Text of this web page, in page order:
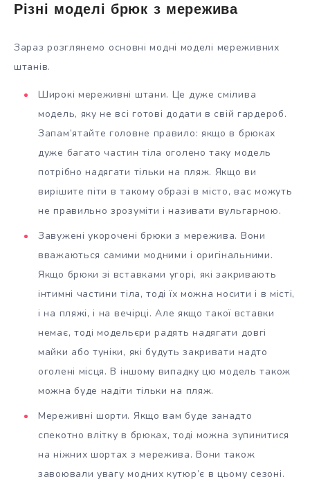
Різні моделі брюк з мережива
Зараз розглянемо основні модні моделі мереживних
штанів.
Широкі мереживні штани. Це дуже смілива
модель, яку не всі готові додати в свій гардероб.
Запам’ятайте головне правило: якщо в брюках
дуже багато частин тіла оголено таку модель
потрібно надягати тільки на пляж. Якщо ви
вирішите піти в такому образі в місто, вас можуть
не правильно зрозуміти і називати вульгарною.
Завужені укорочені брюки з мережива. Вони
вважаються самими модними і оригінальними.
Якщо брюки зі вставками угорі, які закривають
інтимні частини тіла, тоді їх можна носити і в місті,
і на пляжі, і на вечірці. Але якщо такої вставки
немає, тоді модельєри радять надягати довгі
майки або туніки, які будуть закривати надто
оголені місця. В іншому випадку цю модель також
можна буде надіти тільки на пляж.
Мереживні шорти. Якщо вам буде занадто
спекотно влітку в брюках, тоді можна зупинитися
на ніжних шортах з мережива. Вони також
завоювали увагу модних кутюр’є в цьому сезоні.